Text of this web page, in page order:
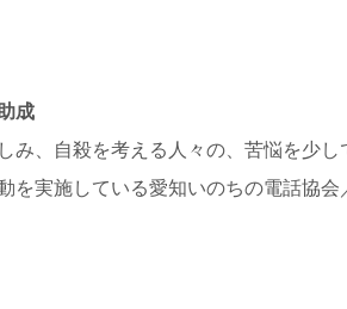
成
み、自殺を考える人々の、苦悩を少し
を実施している愛知いのちの電話協